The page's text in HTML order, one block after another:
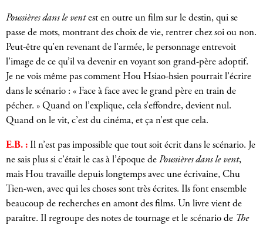
Poussières dans le ventest en outre un film sur le destin, qui se
passe de mots, montrant des choix de vie, rentrer chez soi ou non.
Peut-être qu’en revenant de l’armée, le personnage entrevoit
l’image de ce qu’il va devenir en voyant son grand-père adoptif.
Je ne vois même pas comment Hou Hsiao-hsien pourrait l’écrire
dans le scénario : « Face à face avec le grand père en train de
pécher. » Quand on l’explique, cela s’effondre, devient nul.
Quand on le vit, c’est du cinéma, et ça n’est que cela.
E.B. : Il n’est pas impossible que tout soit écrit dans le scénario. Je
ne sais plus si c’était le cas à l’époque de Poussières dans le vent,
mais Hou travaille depuis longtemps avec une écrivaine, Chu
Tien-wen, avec qui les choses sont très écrites. Ils font ensemble
beaucoup de recherches en amont des films. Un livre vient de
paraître. Il regroupe des notes de tournage et le scénario de The